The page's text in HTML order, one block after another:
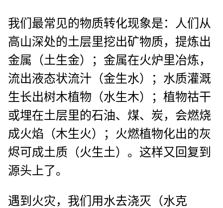
我们最常见的物质转化现象是：人们从
高山深处的土层里挖出矿物质，提炼出
金属（土生金）；金属在火炉里冶炼，
流出液态状流汁（金生水）；水质灌溉
生长出树木植物（水生木）；植物祜干
或埋在土层里的石油、煤、炭，会燃烧
成火焰（木生火）；火燃植物化出的灰
烬可成土质（火生土）。这样又回复到
源头上了。
遇到火灾，我们用水去浇灭（水克